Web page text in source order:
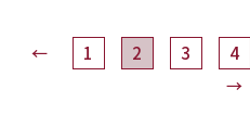
← 1 2 3 4
→